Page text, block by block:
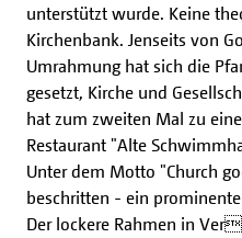
unterstützt wurde. Keine
Kirchenbank. Jenseits von
Umrahmung hat sich die
gesetzt, Kirche und
hat zum zweiten Mal zu
Restaurant "Alte
Unter dem Motto "Church
beschritten - ein
Der lockere Rahmen in